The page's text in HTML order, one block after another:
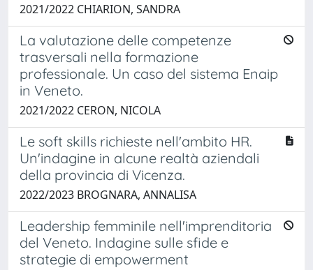
2021/2022 CHIARION, SANDRA
La valutazione delle competenze
trasversali nella formazione
professionale. Un caso del sistema Enaip
in Veneto.
2021/2022 CERON, NICOLA
Le soft skills richieste nell'ambito HR.
Un'indagine in alcune realtà aziendali
della provincia di Vicenza.
2022/2023 BROGNARA, ANNALISA
Leadership femminile nell'imprenditoria
del Veneto. Indagine sulle sfide e
strategie di empowerment